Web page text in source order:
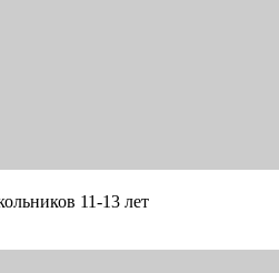
11-13 лет